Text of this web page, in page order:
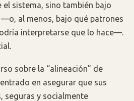
el sistema, sino también bajo
al menos, bajo qué patrones
interpretarse que lo hace—.
sobre la “alineación” de
en asegurar que sus
seguras y socialmente